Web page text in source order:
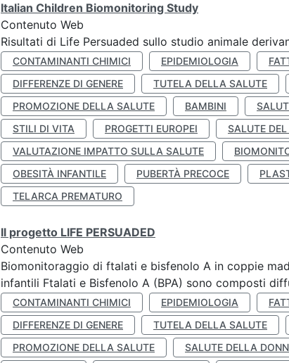
Italian Children Biomonitoring Study
Contenuto Web
Risultati di Life Persuaded sullo studio animale
CONTAMINANTI CHIMICI EPIDEMIOLOGIA
DIFFERENZE DI GENERE
TUTELA DELLA SALUTE
PROMOZIONE DELLA SALUTE
BAMBINI
STILI DI VITA
PROGETTI EUROPEI SALUTE
VALUTAZIONE IMPATTO SULLA SALUTE
OBESITÀ INFANTILE
PUBERTÀ PRECOCE
TELARCA PREMATURO
Il progetto LIFE PERSUADED
Contenuto Web
Biomonitoraggio di ftalati e bisfenolo A in coppie
infantili Ftalati e Bisfenolo A (BPA) sono composti
CONTAMINANTI CHIMICI EPIDEMIOLOGIA
DIFFERENZE DI GENERE
TUTELA DELLA SALUTE
PROMOZIONE DELLA SALUTE
SALUTE DELLA